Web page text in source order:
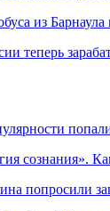
из
теперь
сознания».
попросили